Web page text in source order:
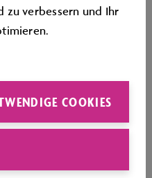
verbessern und Ihr
COOKIES